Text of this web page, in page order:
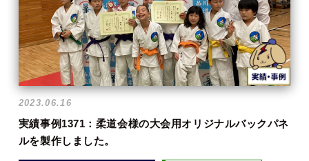
2023.06.16
実績事例1371：柔道会様の大会用オリジナルバックパネ
ルを製作しました。